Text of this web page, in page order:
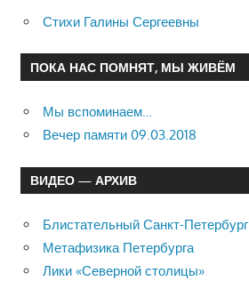
Стихи Галины Сергеевны
ПОКА НАС ПОМНЯТ, МЫ ЖИВЁМ
Мы вспоминаем…
Вечер памяти 09.03.2018
ВИДЕО — АРХИВ
Блистательный Санкт-Петербург
Метафизика Петербурга
Лики «Северной столицы»